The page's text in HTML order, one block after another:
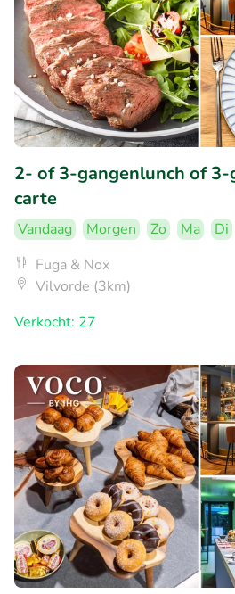
2- of 3-gangenlunch of 3-
carte
Vandaag Morgen Zo Ma Di
Fuga & Nox
Vilvorde (3km)
Verkocht: 27